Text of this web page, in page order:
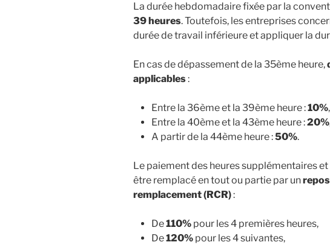
La durée hebdomadaire fixée par la
39 heures. Toutefois, les entreprises
durée de travail inférieure et appliquer la
En cas de dépassement de la 35ème heure,
applicables:
Entre la 36ème et la 39ème heure :10%,
Entre la 40ème et la 43ème heure :20%
A partir de la 44ème heure :50%.
Le paiement des heures supplémentaires
être remplacé en tout ou partie par un
remplacement (RCR):
De110% pour les 4 premières heures,
De120% pour les 4 suivantes,